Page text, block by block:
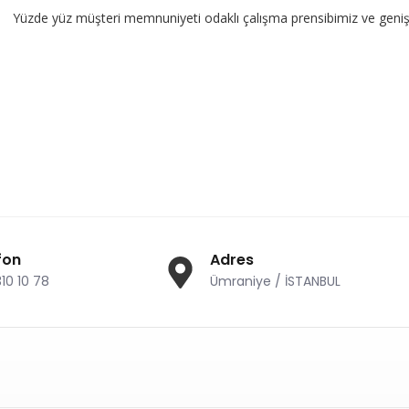
yüz müşteri memnuniyeti odaklı çalışma prensibimiz ve geniş ürün
10 78
Adres
Ümraniye / İSTANBUL